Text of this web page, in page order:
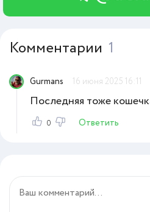
Комментарии 1
Gurmans 16 июня 2025 16:11
Последняя тоже
0 Ответить